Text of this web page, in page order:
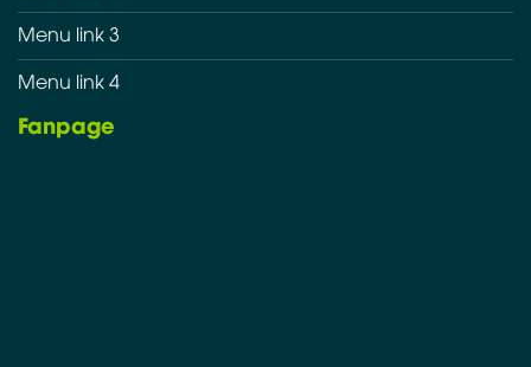
Menu link 3
Menu link 4
Fanpage